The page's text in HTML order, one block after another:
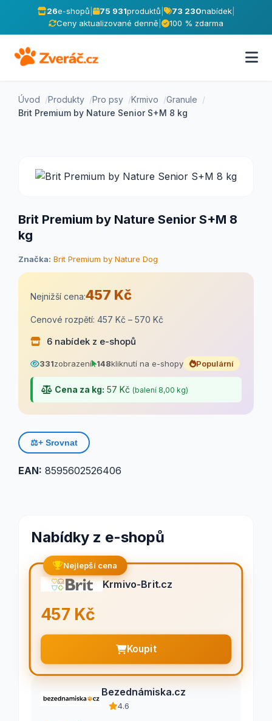
26e-shopů 75 931produktů 73 230nabídek|
Ceny aktualizované denně
100 % zdarma
Úvod Produkty Pro psy Krmivo
Granule
Brit Premium by Nature Senior S+M 8 kg
Brit Premium by Nature Senior S+M 8
kg
Značka: Brit Premium by Nature Dog
Nejnižší cena:457 Kč
Cenové rozpětí: 457 Kč – 570 Kč
6 nabídek z e-shopů
331zobrazení 148kliknutí na e-shopy Populární
Cena za kg: 57 Kč (balení 8,00 kg)
⚖️+ Srovnat
EAN: 8595602526406
Nabídky z e-shopů
Nejlepší cena
Krmivo-Brit.cz
457 Kč
Koupit
Bezednámiska.cz
4.6